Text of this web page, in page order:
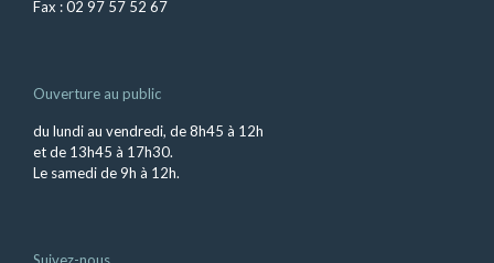
Fax : 02 97 57 52 67
Ouverture au public
du lundi au vendredi, de 8h45 à 12h
et de 13h45 à 17h30.
Le samedi de 9h à 12h.